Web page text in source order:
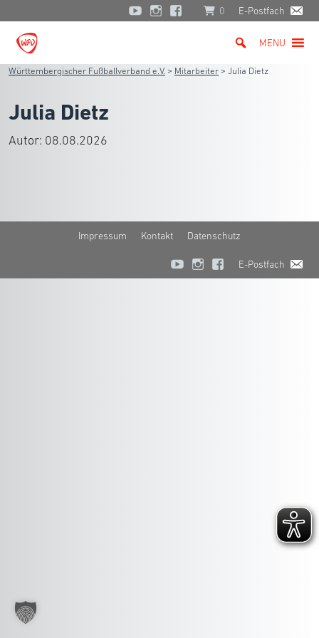
0 E-Postfach
MENU
Württembergischer Fußballverband e.V. > Mitarbeiter > Julia Dietz
Julia Dietz
Autor: 08.08.2026
Impressum Kontakt Datenschutz
E-Postfach